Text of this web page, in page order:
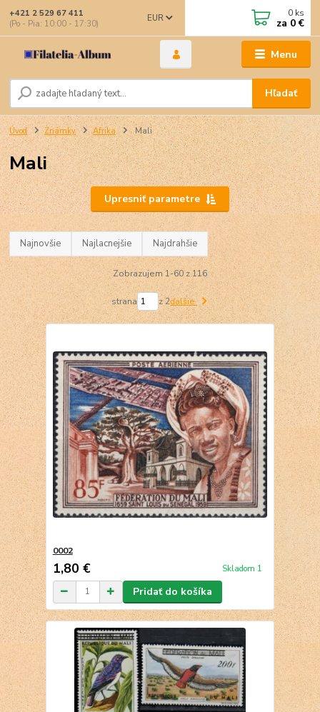
Menu
EUR
Hľadať
+421 2 529 67 411
(Po - Pia: 10:00 - 17:30)
0 ks
za 0 €
Úvod Známky Afrika Mali
Mali
Upresniť parametre
Najnovšie Najlacnejšie Najdrahšie
Zobrazujem 1-60 z 116
strana z 2ďalšie
0002
1,80 € Skladom 1
Pridať do košíka